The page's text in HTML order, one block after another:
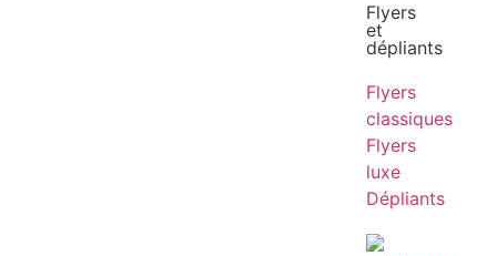
Flyers
et
dépliants
Flyers
classiques
Flyers
luxe
Dépliants